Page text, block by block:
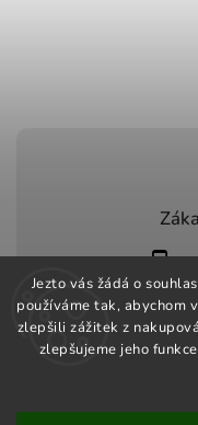
Jezto vás žádá o
používáme tak, abychom
zlepšili zážitek z
zlepšujeme jeho